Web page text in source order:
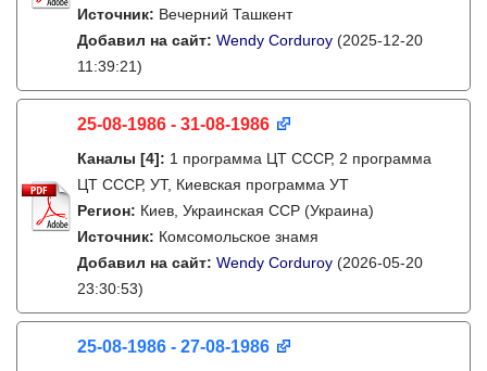
Источник: Вечерний Ташкент
Добавил на сайт: Wendy Corduroy (2025-12-20
11:39:21)
25-08-1986 - 31-08-1986
Каналы [4]: 1 программа ЦТ СССР, 2 программа
ЦТ СССР, УТ, Киевская программа УТ
Регион: Киев, Украинская ССР (Украина)
Источник: Комсомольское знамя
Добавил на сайт: Wendy Corduroy (2026-05-20
23:30:53)
25-08-1986 - 27-08-1986